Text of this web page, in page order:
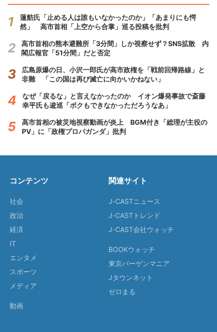
蓮舫氏「止める人は誰もいなかったのか」「あまりにも愕
然」 高市首相「上空から合掌」巡る投稿を批判
高市首相の熊本避難所「3分間」しか視察せず？SNS拡散 内
閣広報官「51分間」だと否定
広島原爆の日、小沢一郎氏が高市政権を「戦前回帰路線」と
非難 「この国は再び滅亡に向かいかねない」
なぜ「戻るな」と言えなかったのか イオン爆発事故で斎藤
幸平氏も逡巡「ボクもできなかっただろうなあ」
高市首相の被災地視察動画が炎上 BGM付き「総理が主役の
PV」に「政権プロパガンダ」批判
コンテンツ
社会
政治
経済
IT
エンタメ
スポーツ
メディア
動画
関連サイト
J-CASTニュース
J-CASTトレンド
J-CAST会社ウォッチ
BOOKウォッチ
東京バーゲンマニア
Jタウンネット
ゼロまる